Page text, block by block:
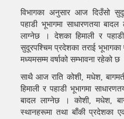
विभागका अनुसार आज दिउँसो
पहाडी भूभागमा साधारणतया
लाग्नेछ । देशका हिमाली र
सुदूरपश्चिम प्रदेशका तराई
मध्यमसम्म वर्षाको सम्भावना रहेको छ
साथै आज राति कोशी, मधेश,
हिमाली र पहाडी भूभागमा
बादल लाग्नेछ । कोशी, मधेश,
स्थानहरूमा तथा बाँकी प्रदेशका